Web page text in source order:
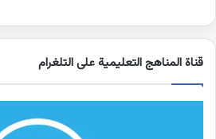
قناة المناهج التعليمية على التلغرام